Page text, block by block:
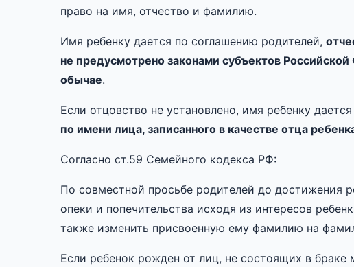
право на имя, отчество и фамилию.
Имя ребенку дается по соглашению родителей,
не предусмотрено законами субъектов
обычае.
Если отцовство не установлено, имя ребенку
по имени лица, записанного в качестве отца
Согласно ст.59 Семейного кодекса РФ:
По совместной просьбе родителей до достижения
опеки и попечительства исходя из интересов
также изменить присвоенную ему фамилию на
Если ребенок рожден от лиц, не состоящих в